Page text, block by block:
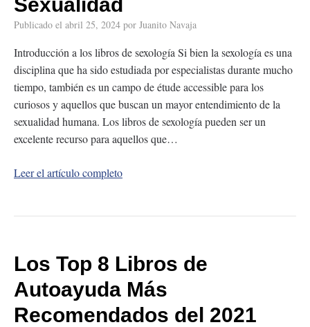
Publicado el abril 25, 2024 por Juanito Navaja
Introducción a los libros de sexología Si bien la sexología es una
disciplina que ha sido estudiada por especialistas durante mucho
tiempo, también es un campo de étude accessible para los
curiosos y aquellos que buscan un mayor entendimiento de la
sexualidad humana. Los libros de sexología pueden ser un
excelente recurso para aquellos que…
Leer el artículo completo
Los Top 8 Libros de
Autoayuda Más
Recomendados del 2021